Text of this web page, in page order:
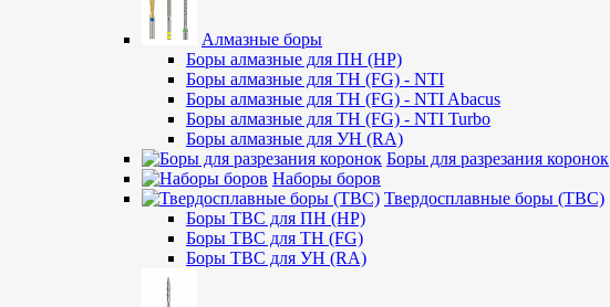
Алмазные боры
Боры алмазные для ПН (HP)
Боры алмазные для ТН (FG) - NTI
Боры алмазные для ТН (FG) - NTI Abacus
Боры алмазные для ТН (FG) - NTI Turbo
Боры алмазные для УН (RA)
Боры для разрезания коронок
Наборы боров
Твердосплавные боры (ТВС)
Боры ТВС для ПН (HP)
Боры ТВС для ТН (FG)
Боры ТВС для УН (RA)